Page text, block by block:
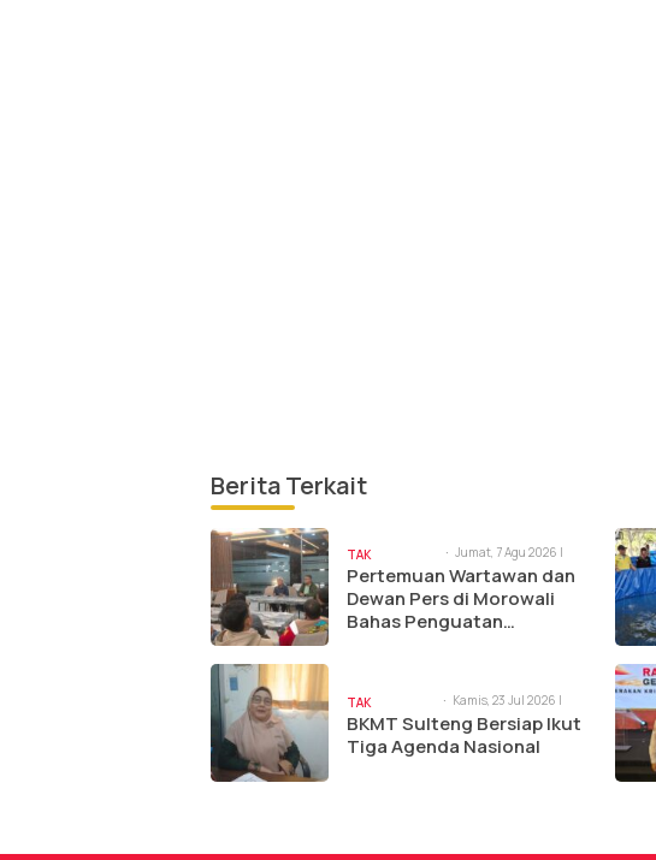
Berita Terkait
TAK
BERKATEGORI
Jumat, 7 Agu 2026 |
9:44 am
Pertemuan Wartawan dan
Dewan Pers di Morowali
Bahas Penguatan
TAK
BERKATEGORI
Kamis, 23 Jul 2026 |
10:09 am
BKMT Sulteng Bersiap Ikut
Tiga Agenda Nasional